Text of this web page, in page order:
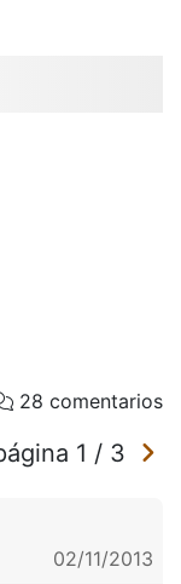
28 comentarios
1 / 3
02/11/2013